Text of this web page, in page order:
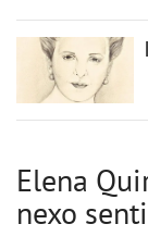
Elena
nexo